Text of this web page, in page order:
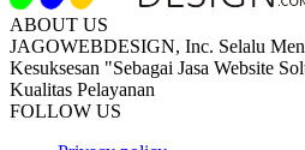
ABOUT US
JAGOWEBDESIGN, Inc. Selalu
Kesuksesan "Sebagai Jasa Website
Kualitas Pelayanan
FOLLOW US